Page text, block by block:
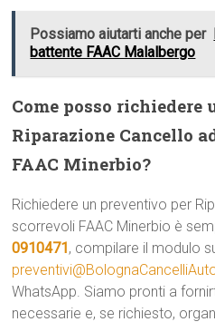
Possiamo aiutarti anche per
battente FAAC Malalbergo
Come posso
Riparazione Cancello
FAAC Minerbio?
Richiedere un preventivo per
scorrevoli FAAC Minerbio è
0910471, compilare il modulo
WhatsApp. Siamo pronti a
necessarie e, se richiesto,